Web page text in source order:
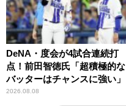
DeNA・度会が4試合連続打
点！前田智徳氏「超積極的な
バッターはチャンスに強い」
2026.08.08